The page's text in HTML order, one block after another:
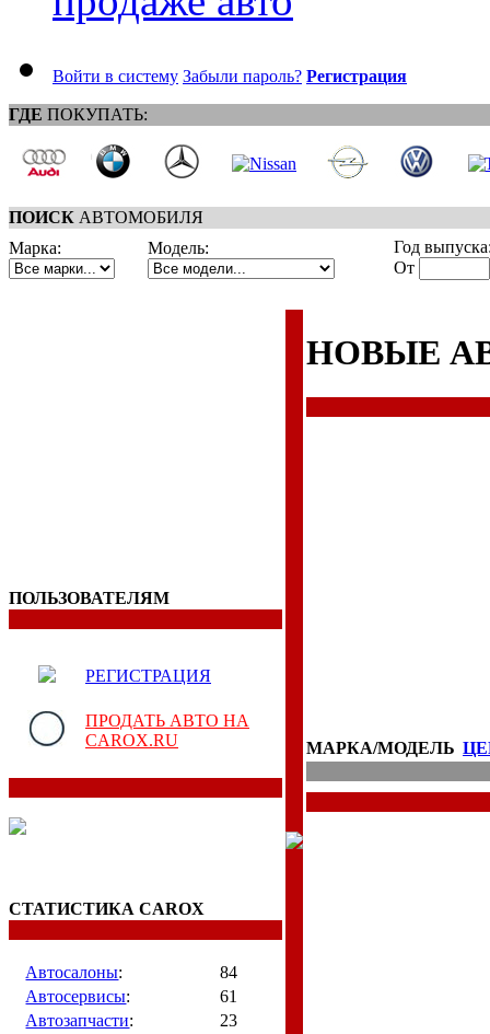
Войти в систему Забыли пароль? Регистрация
ГДЕ ПОКУПАТЬ:
ПОИСК АВТОМОБИЛЯ
Марка:
Модель:
Год
От
ПОЛЬЗОВАТЕЛЯМ
РЕГИСТРАЦИЯ
ПРОДАТЬ АВТО НА
CAROX.RU
СТАТИСТИКА CAROX
Автосалоны:
84
Автосервисы:
61
Автозапчасти:
23
НОВЫЕ
МАРКА/МОДЕЛЬ